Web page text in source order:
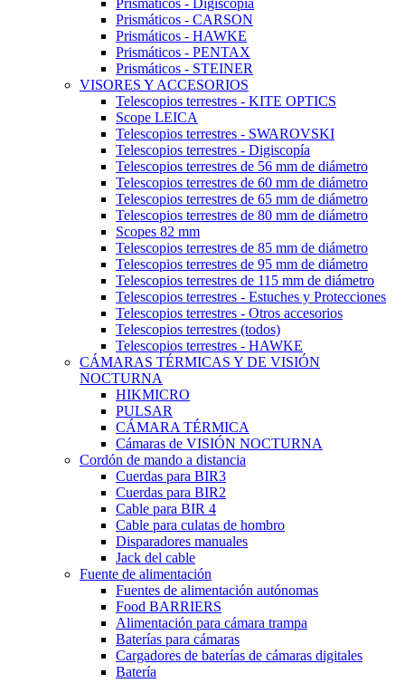
Prismáticos - Digiscopía
Prismáticos - CARSON
Prismáticos - HAWKE
Prismáticos - PENTAX
Prismáticos - STEINER
VISORES Y ACCESORIOS
Telescopios terrestres - KITE OPTICS
Scope LEICA
Telescopios terrestres - SWAROVSKI
Telescopios terrestres - Digiscopía
Telescopios terrestres de 56 mm de diámetro
Telescopios terrestres de 60 mm de diámetro
Telescopios terrestres de 65 mm de diámetro
Telescopios terrestres de 80 mm de diámetro
Scopes 82 mm
Telescopios terrestres de 85 mm de diámetro
Telescopios terrestres de 95 mm de diámetro
Telescopios terrestres de 115 mm de diámetro
Telescopios terrestres - Estuches y Protecciones
Telescopios terrestres - Otros accesorios
Telescopios terrestres (todos)
Telescopios terrestres - HAWKE
CÁMARAS TÉRMICAS Y DE VISIÓN
NOCTURNA
HIKMICRO
PULSAR
CÁMARA TÉRMICA
Cámaras de VISIÓN NOCTURNA
Cordón de mando a distancia
Cuerdas para BIR3
Cuerdas para BIR2
Cable para BIR 4
Cable para culatas de hombro
Disparadores manuales
Jack del cable
Fuente de alimentación
Fuentes de alimentación autónomas
Food BARRIERS
Alimentación para cámara trampa
Baterías para cámaras
Cargadores de baterías de cámaras digitales
Batería